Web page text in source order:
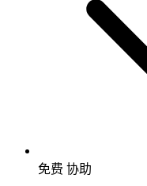
免费 协助